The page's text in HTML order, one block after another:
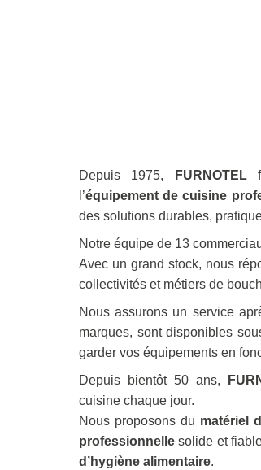
Depuis 1975, FURNOTEL
l’équipement de cuisine
des solutions durables,
Notre équipe de 13
Avec un grand stock, nous
collectivités et métiers de
Nous assurons un service
marques, sont disponibles
garder vos équipements en
Depuis bientôt 50 ans,
cuisine chaque jour.
Nous proposons du matériel
professionnelle solide et
d’hygiène alimentaire.